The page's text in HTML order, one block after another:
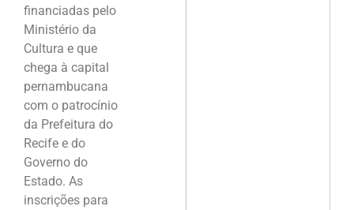
financiadas pelo
Ministério da
Cultura e que
chega à capital
pernambucana
com o patrocínio
da Prefeitura do
Recife e do
Governo do
Estado. As
inscrições para